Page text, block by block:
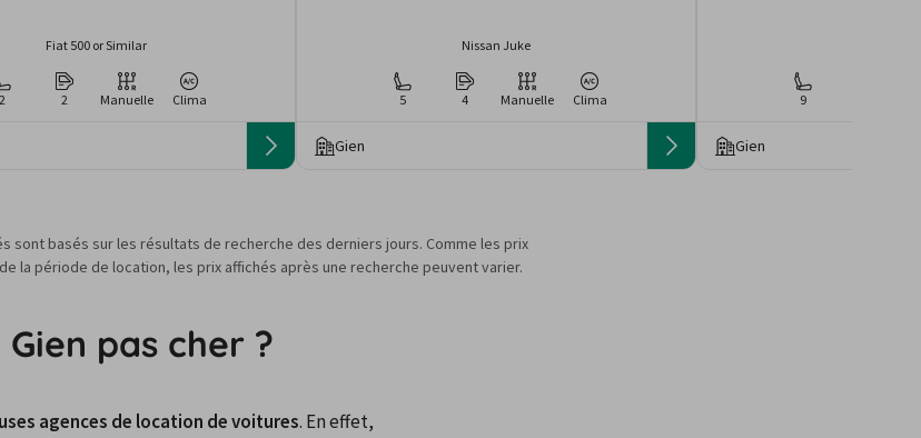
Fiat 500 or Similar
2 2 Manuelle Clima
Nissan Juke
5 4 Manuelle Clima
Gien
9
Gien
sont basés sur les résultats de recherche des derniers jours. Comme les prix
la période de location, les prix affichés après une recherche peuvent varier.
pas cher ?
agences de location de voitures. En effet,